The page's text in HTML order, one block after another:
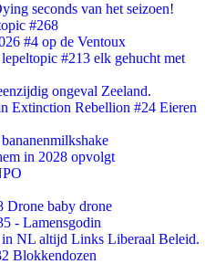
seconds van het seizoen!
#268
#4 op de Ventoux
#213 elk gehucht met
ongeval Zeeland.
Extinction Rebellion #24 Eieren
in 2028 opvolgt
Drone baby drone
- Lamensgodin
NL altijd Links Liberaal Beleid.
Blokkendozen